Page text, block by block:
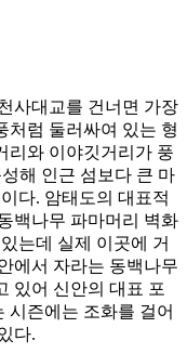
사대교를 건너면 가장
처럼 둘러싸여 있는 형
리와 이야깃거리가 풍
해 인근 섬보다 큰 마
다. 암태도의 대표적
백나무 파마머리 벽화
는데 실제 이곳에 거
에서 자라는 동백나무
있어 신안의 대표 포
시즌에는 조화를 걸어
다.